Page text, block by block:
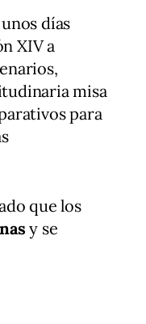
días
XIV a
misa
para
que los
y se